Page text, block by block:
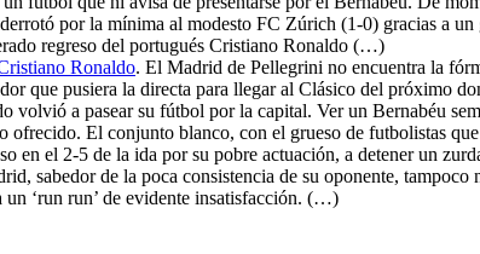
por la mínima al modesto FC Zúrich (1-0) gracias a
regreso del portugués Cristiano Ronaldo (…)
Ronaldo. El Madrid de Pellegrini no encuentra la
que pusiera la directa para llegar al Clásico del próximo
a pasear su fútbol por la capital. Ver un Bernabéu
El conjunto blanco, con el grueso de futbolistas
el 2-5 de la ida por su pobre actuación, a detener un
sabedor de la poca consistencia de su oponente,
‘run run’ de evidente insatisfacción. (…)